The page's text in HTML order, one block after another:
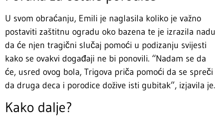
U svom obraćanju, Emili je naglasila koliko je važno
postaviti zaštitnu ogradu oko bazena te je izrazila nadu
da će njen tragični slučaj pomoći u podizanju svijesti
kako se ovakvi događaji ne bi ponovili. “Nadam se da
će, usred ovog bola, Trigova priča pomoći da se spreči
da druga deca i porodice dožive isti gubitak”, izjavila je.
Kako dalje?